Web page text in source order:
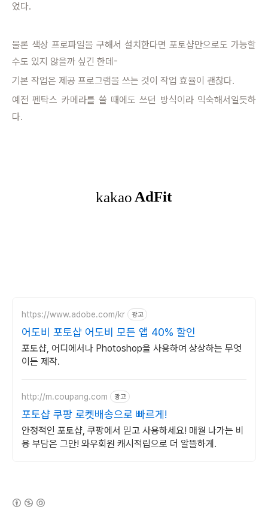
었다.
물론 색상 프로파일을 구해서 설치한다면 포토샵만으로도 가능할
수도 있지 않을까 싶긴 한데-
기본 작업은 제공 프로그램을 쓰는 것이 작업 효율이 괜찮다.
예전 펜탁스 카메라를 쓸 때에도 쓰던 방식이라 익숙해서일듯하
다.
https://www.adobe.com/kr 광고
어도비 포토샵 어도비 모든 앱 40% 할인
포토샵, 어디에서나 Photoshop을 사용하여 상상하는 무엇
이든 제작.
http://m.coupang.com 광고
포토샵 쿠팡 로켓배송으로 빠르게!
안정적인 포토샵, 쿠팡에서 믿고 사용하세요! 매월 나가는 비
용 부담은 그만! 와우회원 캐시적립으로 더 알뜰하게.